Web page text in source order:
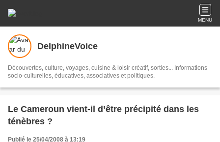
MENU
DelphineVoice
Découvertes, culture, voyages, cuisine & loisir créatif, sorties... Informations
socio-culturelles, éducatives, associatives et politiques.
Le Cameroun vient-il d’être précipité dans les
ténèbres ?
Publié le 25/04/2008 à 13:19